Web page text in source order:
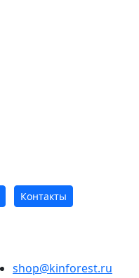
Контакты
shop@kinforest.ru